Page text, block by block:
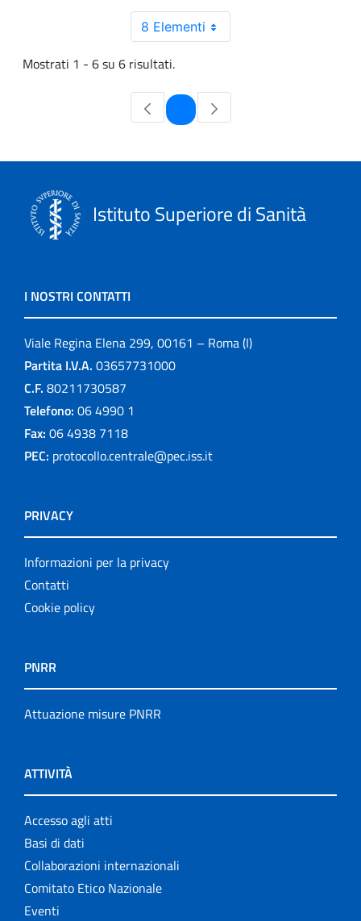
8 Elementi
Mostrati 1 - 6 su 6 risultati.
Pagina
Istituto Superiore di Sanità
I NOSTRI CONTATTI
Viale Regina Elena 299, 00161 – Roma (I)
Partita I.V.A. 03657731000
C.F. 80211730587
Telefono: 06 4990 1
Fax: 06 4938 7118
PEC: protocollo.centrale@pec.iss.it
PRIVACY
Informazioni per la privacy
Contatti
Cookie policy
PNRR
Attuazione misure PNRR
ATTIVITÀ
Accesso agli atti
Basi di dati
Collaborazioni internazionali
Comitato Etico Nazionale
Eventi